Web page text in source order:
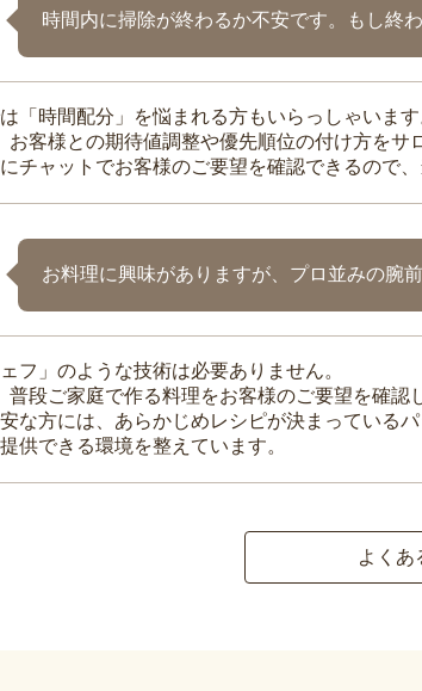
時間内に掃除が終わるか不安です。もし終
「時間配分」を悩まれる方もいらっしゃいます
お客様との期待値調整や優先順位の付け方をサ
チャットでお客様のご要望を確認できるので
お料理に興味がありますが、プロ並みの腕
ェフ」のような技術は必要ありません。
普段ご家庭で作る料理をお客様のご要望を確認
な方には、あらかじめレシピが決まっている
供できる環境を整えています。
よくあ